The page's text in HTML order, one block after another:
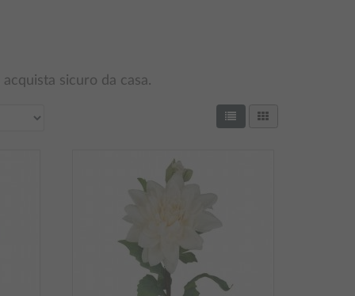
sicuro da casa.